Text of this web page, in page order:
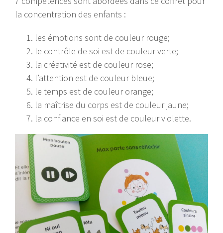
la concentration des enfants :
les émotions sont de couleur rouge;
le contrôle de soi est de couleur verte;
la créativité est de couleur rose;
l’attention est de couleur bleue;
le temps est de couleur orange;
la maîtrise du corps est de couleur jaune;
la confiance en soi est de couleur violette.